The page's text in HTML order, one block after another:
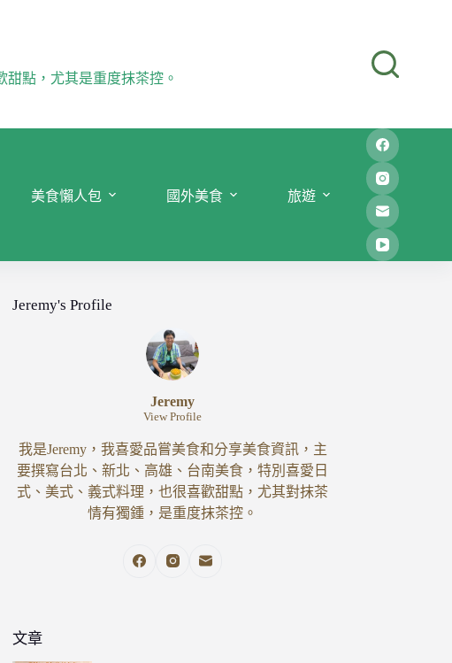
點，尤其是重度抹茶控。
美食懶人包 國外美食 旅遊
Jeremy's Profile
Jeremy
View Profile
我是Jeremy，我喜愛品嘗美食和分享美食資訊，主
要撰寫台北、新北、高雄、台南美食，特別喜愛日
式、美式、義式料理，也很喜歡甜點，尤其對抹茶
情有獨鍾，是重度抹茶控。
文章